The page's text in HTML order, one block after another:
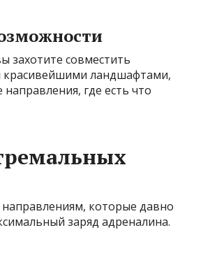
захотите совместить
красивейшими ландшафтами,
где есть что
которые давно
заряд адреналина.